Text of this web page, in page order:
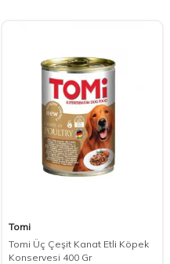
Tomi
Tomi Üç Çeşit Kanat Etli Köpek
Konservesi 400 Gr